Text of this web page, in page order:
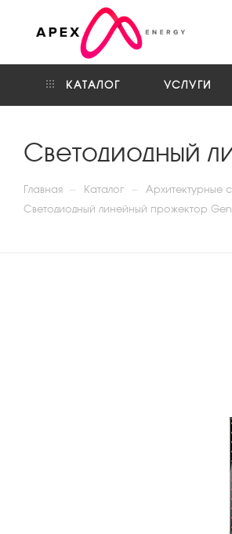
КАТАЛОГ УСЛУГИ
Светодиодный
Главная — Каталог — Архитектурные
Светодиодный линейный прожектор